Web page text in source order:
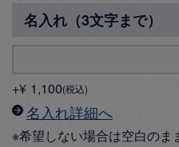
名入れ（3文字まで）
+¥ 1,100 税込
名入れ詳細へ
※希望しない場合は空白の